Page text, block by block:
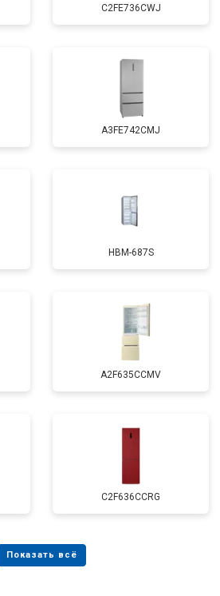
C2FE736CWJ
A3FE742CMJ
HBM-687S
A2F635CCMV
C2F636CCRG